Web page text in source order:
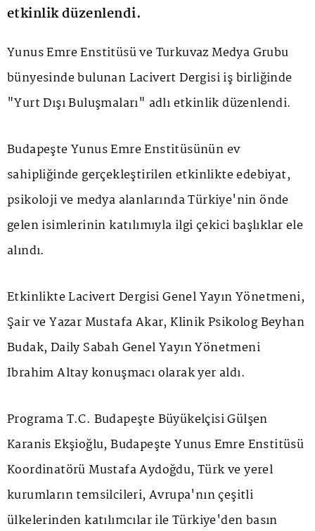
etkinlik düzenlendi.
Yunus Emre Enstitüsü ve Turkuvaz Medya Grubu
bünyesinde bulunan Lacivert Dergisi iş birliğinde
"Yurt Dışı Buluşmaları" adlı etkinlik düzenlendi.
Budapeşte Yunus Emre Enstitüsünün ev
sahipliğinde gerçekleştirilen etkinlikte edebiyat,
psikoloji ve medya alanlarında Türkiye'nin önde
gelen isimlerinin katılımıyla ilgi çekici başlıklar ele
alındı.
Etkinlikte Lacivert Dergisi Genel Yayın Yönetmeni,
Şair ve Yazar Mustafa Akar, Klinik Psikolog Beyhan
Budak, Daily Sabah Genel Yayın Yönetmeni
İbrahim Altay konuşmacı olarak yer aldı.
Programa T.C. Budapeşte Büyükelçisi Gülşen
Karanis Ekşioğlu, Budapeşte Yunus Emre Enstitüsü
Koordinatörü Mustafa Aydoğdu, Türk ve yerel
kurumların temsilcileri, Avrupa'nın çeşitli
ülkelerinden katılımcılar ile Türkiye'den basın